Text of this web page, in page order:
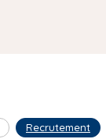
Recrutement